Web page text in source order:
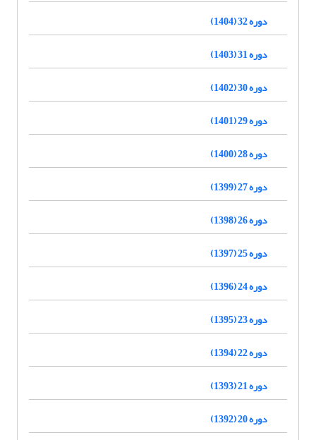
دوره 32 (1404)
دوره 31 (1403)
دوره 30 (1402)
دوره 29 (1401)
دوره 28 (1400)
دوره 27 (1399)
دوره 26 (1398)
دوره 25 (1397)
دوره 24 (1396)
دوره 23 (1395)
دوره 22 (1394)
دوره 21 (1393)
دوره 20 (1392)